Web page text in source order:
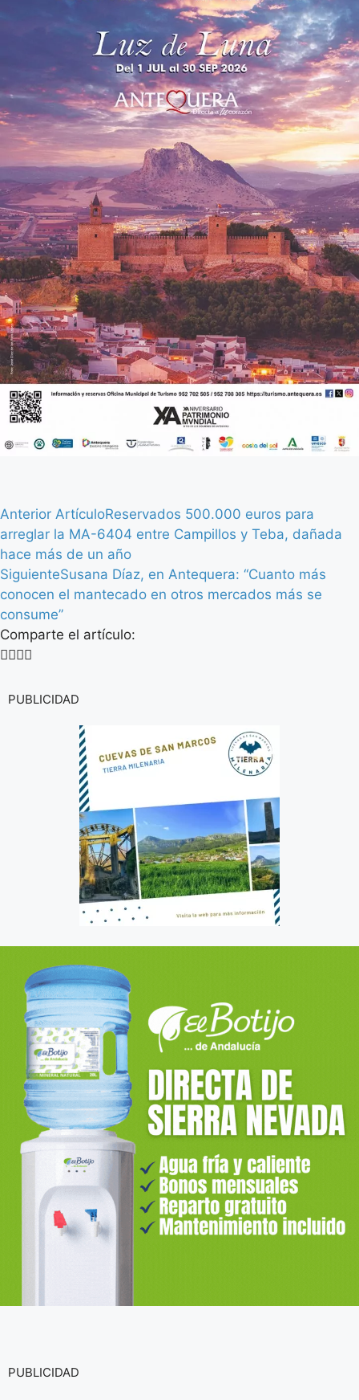
Anterior ArtículoReservados 500.000 euros para
arreglar la MA-6404 entre Campillos y Teba, dañada
hace más de un año
SiguienteSusana Díaz, en Antequera: “Cuanto más
conocen el mantecado en otros mercados más se
consume”
Comparte el artículo:
PUBLICIDAD
PUBLICIDAD